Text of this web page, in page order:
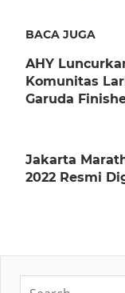
BACA JUGA
AHY
Komunitas
Garuda
Jakarta
2022 Resmi